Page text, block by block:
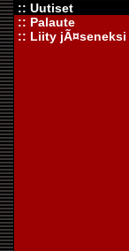
:: Uutiset
:: Palaute
:: Liity jÃ¤seneksi